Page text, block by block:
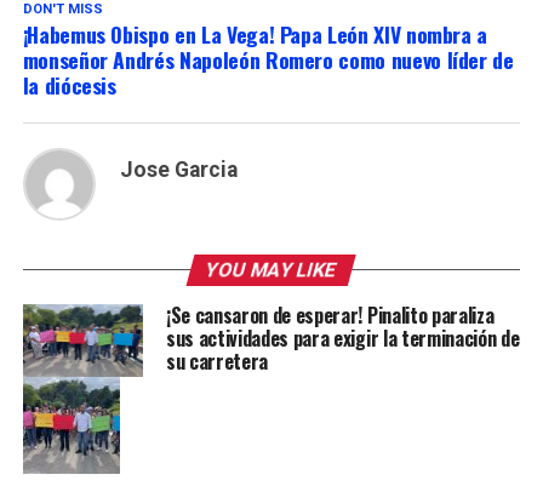
DON'T MISS
¡Habemus Obispo en La Vega! Papa León XIV nombra a
monseñor Andrés Napoleón Romero como nuevo líder de
la diócesis
Jose Garcia
YOU MAY LIKE
¡Se cansaron de esperar! Pinalito paraliza
sus actividades para exigir la terminación de
su carretera